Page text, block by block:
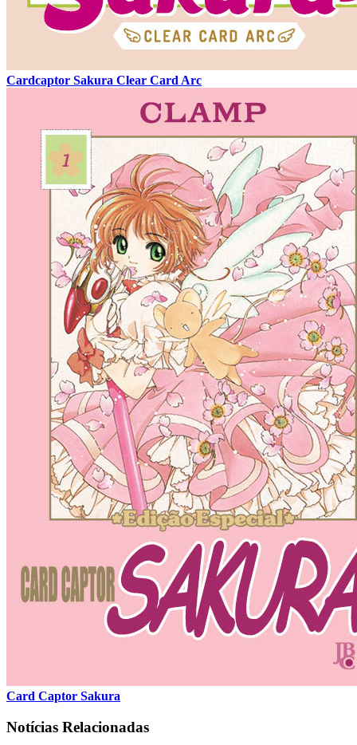
Cardcaptor Sakura Clear Card Arc
Card Captor Sakura
Notícias Relacionadas